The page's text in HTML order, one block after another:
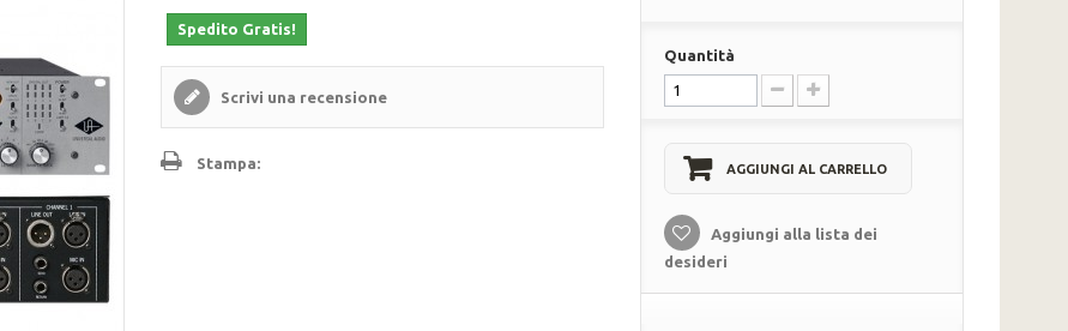
Spedito Gratis!
Scrivi una recensione
Stampa:
Quantità
AGGIUNGI AL CARRELLO
Aggiungi alla lista dei
desideri